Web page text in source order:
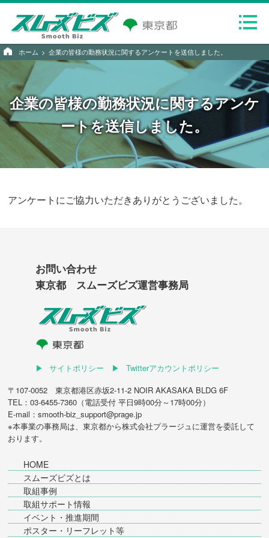
ホーム 企業の皆様の勤務状況に関するアンケートを送信しました。
企業の皆様の勤務状況に関するアンケ
ートを送信しました。
アンケートにご協力いただきありがとうございました。
お問い合わせ
東京都 スムーズビズ運営事務局
サイトポリシー
Twitterアカウントポリシー
〒107-0052 東京都港区赤坂2-11-2 NOIR AKASAKA BLDG 6F
TEL：03-6455-7360（電話受付 平日9時00分～17時00分）
E-mail：smooth-biz_support@prage.jp
※本事業の事務局は、東京都から株式会社プラージュに運営を委託して
おります。
HOME
スムーズビズとは
取組事例
取組サポート情報
イベント・推進期間
ポスター・リーフレット等